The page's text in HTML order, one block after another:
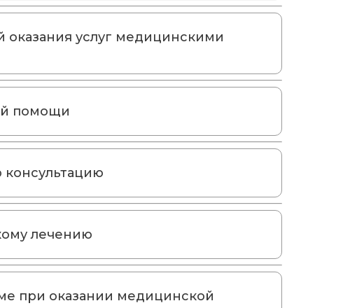
оказания услуг медицинскими
помощи
лечению
при оказании медицинской